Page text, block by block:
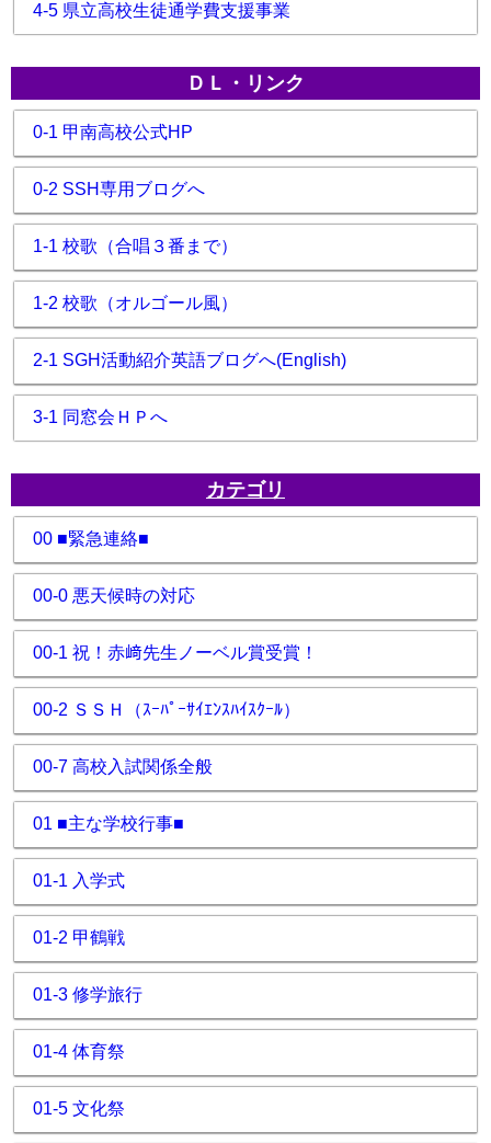
4-5 県立高校生徒通学費支援事業
ＤＬ・リンク
0-1 甲南高校公式HP
0-2 SSH専用ブログへ
1-1 校歌（合唱３番まで）
1-2 校歌（オルゴール風）
2-1 SGH活動紹介英語ブログへ(English)
3-1 同窓会ＨＰへ
カテゴリ
00 ■緊急連絡■
00-0 悪天候時の対応
00-1 祝！赤﨑先生ノーベル賞受賞！
00-2 ＳＳＨ（ｽｰﾊﾟｰｻｲｴﾝｽﾊｲｽｸｰﾙ）
00-7 高校入試関係全般
01 ■主な学校行事■
01-1 入学式
01-2 甲鶴戦
01-3 修学旅行
01-4 体育祭
01-5 文化祭